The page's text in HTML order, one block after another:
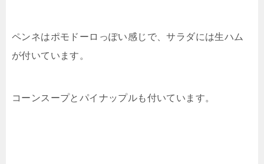
ペンネはポモドーロっぽい感じで、サラダには生ハム
が付いています。
コーンスープとパイナップルも付いています。